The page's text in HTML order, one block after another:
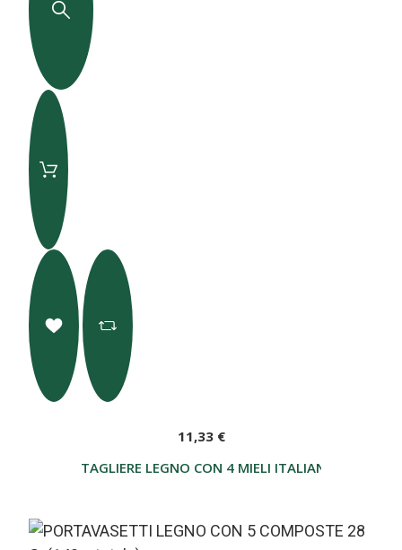
TAGLIERE LEGNO CON 4 MIELI ITALIANI 28 G.
11,33 €